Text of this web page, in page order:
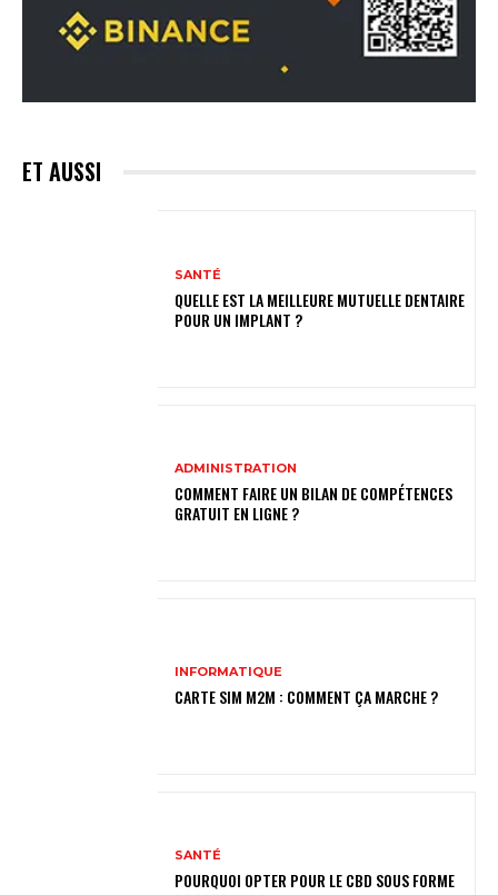
ET AUSSI
SANTÉ
QUELLE EST LA MEILLEURE MUTUELLE DENTAIRE
POUR UN IMPLANT ?
ADMINISTRATION
COMMENT FAIRE UN BILAN DE COMPÉTENCES
GRATUIT EN LIGNE ?
INFORMATIQUE
CARTE SIM M2M : COMMENT ÇA MARCHE ?
SANTÉ
POURQUOI OPTER POUR LE CBD SOUS FORME